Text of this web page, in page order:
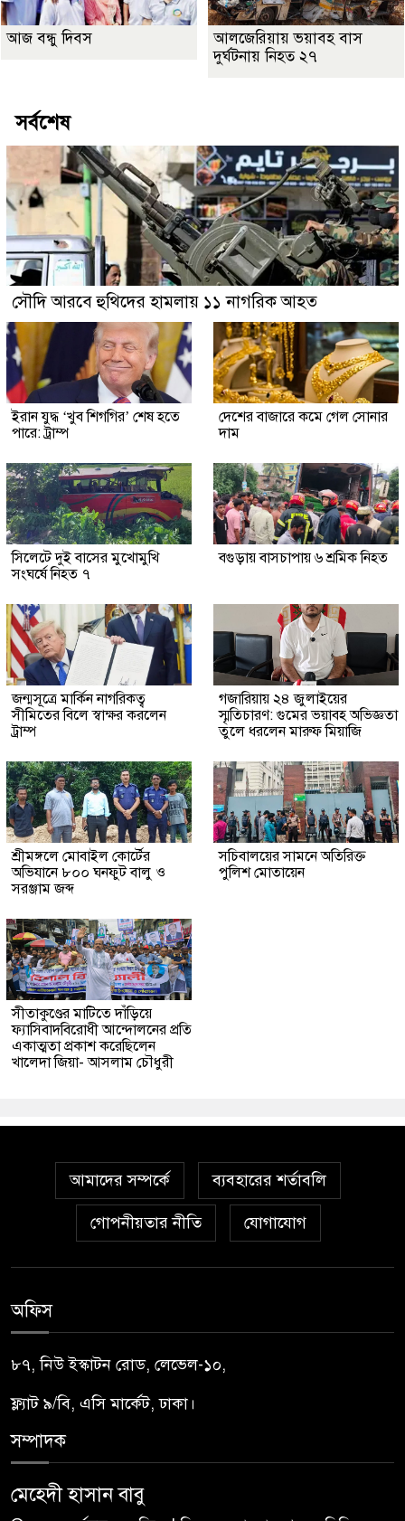
আজ বন্ধু দিবস
আলজেরিয়ায় ভয়াবহ বাস
দুর্ঘটনায় নিহত ২৭
সর্বশেষ
সৌদি আরবে হুথিদের হামলায় ১১ নাগরিক আহত
ইরান যুদ্ধ ‘খুব শিগগির’ শেষ হতে
পারে: ট্রাম্প
দেশের বাজারে কমে গেল সোনার
দাম
সিলেটে দুই বাসের মুখোমুখি
সংঘর্ষে নিহত ৭
বগুড়ায় বাসচাপায় ৬ শ্রমিক নিহত
জন্মসূত্রে মার্কিন নাগরিকত্ব
সীমিতের বিলে স্বাক্ষর করলেন
ট্রাম্প
গজারিয়ায় ২৪ জুলাইয়ের
স্মৃতিচারণ: গুমের ভয়াবহ অভিজ্ঞতা
তুলে ধরলেন মারুফ মিয়াজি
শ্রীমঙ্গলে মোবাইল কোর্টের
অভিযানে ৮০০ ঘনফুট বালু ও
সরঞ্জাম জব্দ
সচিবালয়ের সামনে অতিরিক্ত
পুলিশ মোতায়েন
সীতাকুণ্ডের মাটিতে দাঁড়িয়ে
ফ্যাসিবাদবিরোধী আন্দোলনের প্রতি
একাত্মতা প্রকাশ করেছিলেন
খালেদা জিয়া- আসলাম চৌধুরী
আমাদের সম্পর্কে ব্যবহারের শর্তাবলি
গোপনীয়তার নীতি যোগাযোগ
অফিস
৮৭, নিউ ইস্কাটন রোড, লেভেল-১০,
ফ্ল্যাট ৯/বি, এসি মার্কেট, ঢাকা।
সম্পাদক
মেহেদী হাসান বাবু